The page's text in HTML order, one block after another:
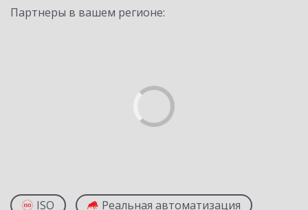
Партнеры в вашем регионе:
ISO Реальная автоматизация